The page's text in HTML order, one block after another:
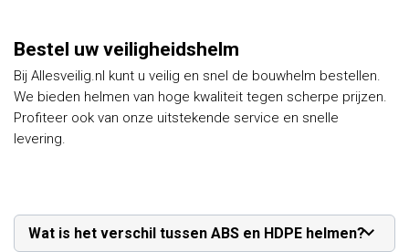
Bestel uw veiligheidshelm
Bij Allesveilig.nl kunt u veilig en snel de bouwhelm bestellen.
We bieden helmen van hoge kwaliteit tegen scherpe prijzen.
Profiteer ook van onze uitstekende service en snelle
levering.
Wat is het verschil tussen ABS en HDPE helmen?